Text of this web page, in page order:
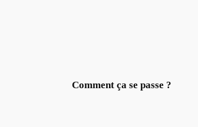
Comment ça se passe ?